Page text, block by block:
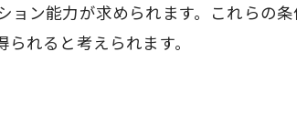
ン能力が求められます。これらの
れると考えられます。